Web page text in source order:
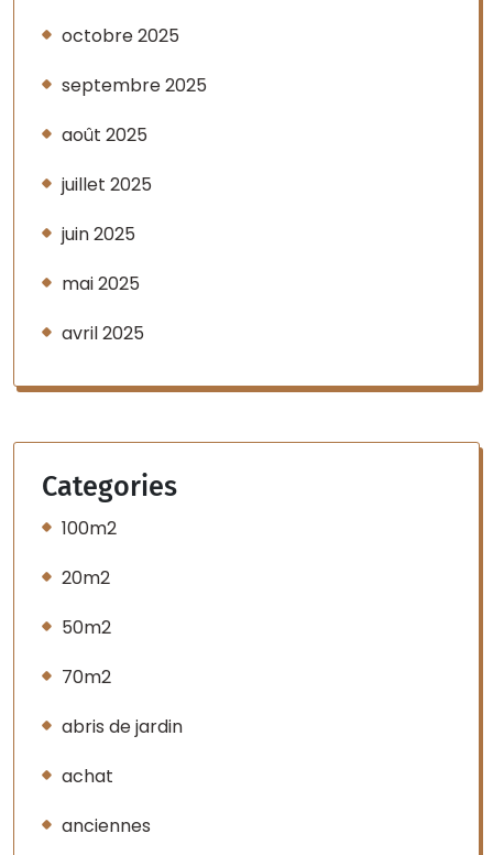
octobre 2025
septembre 2025
août 2025
juillet 2025
juin 2025
mai 2025
avril 2025
Categories
100m2
20m2
50m2
70m2
abris de jardin
achat
anciennes